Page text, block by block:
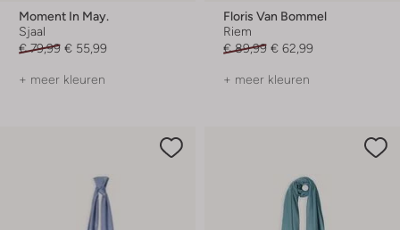
Moment In May.
Sjaal
€ 79,99 € 55,99
+ meer kleuren
Floris Van Bommel
Riem
€ 89,99 € 62,99
+ meer kleuren